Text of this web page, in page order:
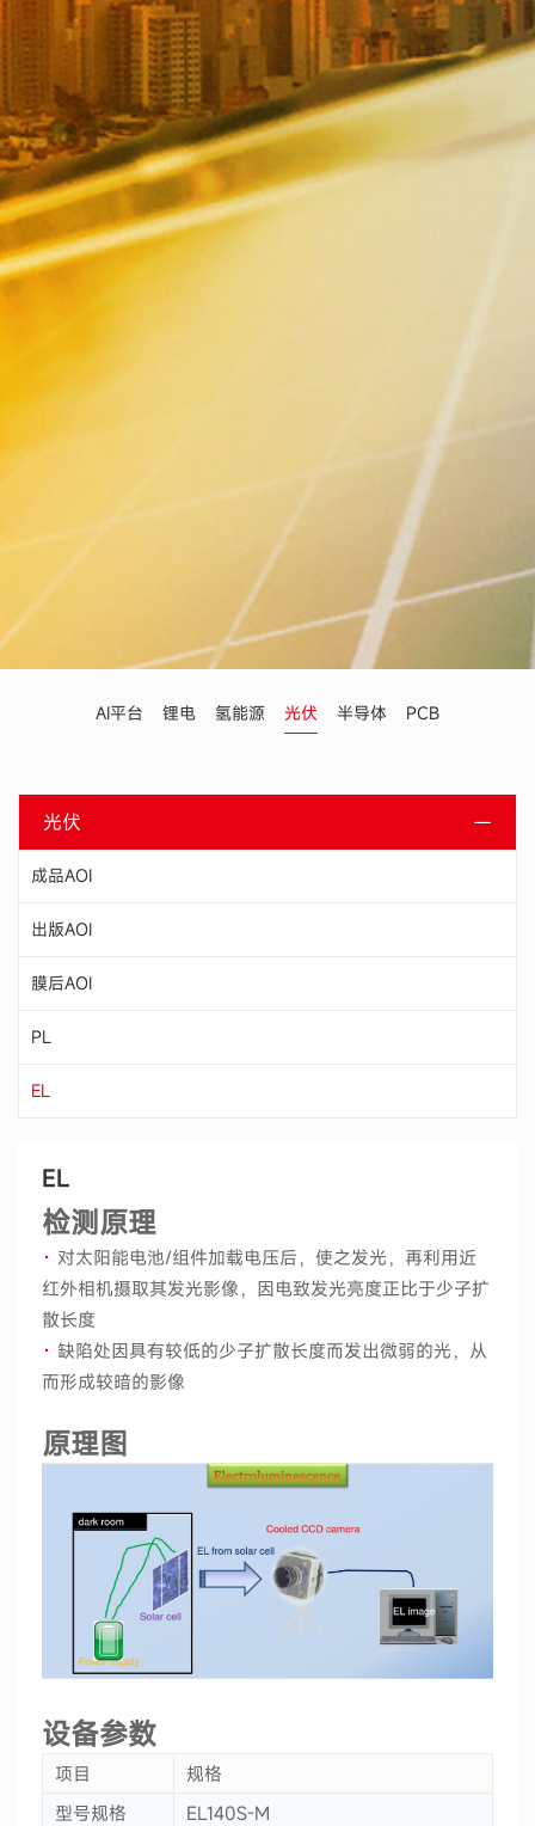
AI平台 锂电 氢能源 光伏 半导体 PCB
光伏
成品AOI
出版AOI
膜后AOI
PL
EL
EL
检测原理
· 对太阳能电池/组件加载电压后，使之发光，再利用近
红外相机摄取其发光影像，因电致发光亮度正比于少子扩
散长度
· 缺陷处因具有较低的少子扩散长度而发出微弱的光，从
而形成较暗的影像
原理图
设备参数
项目
规格
型号规格
EL140S-M